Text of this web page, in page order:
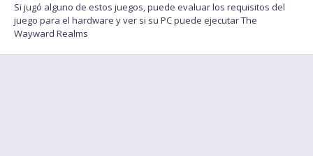
Si jugó alguno de estos juegos, puede evaluar los requisitos del
juego para el hardware y ver si su PC puede ejecutar The
Wayward Realms